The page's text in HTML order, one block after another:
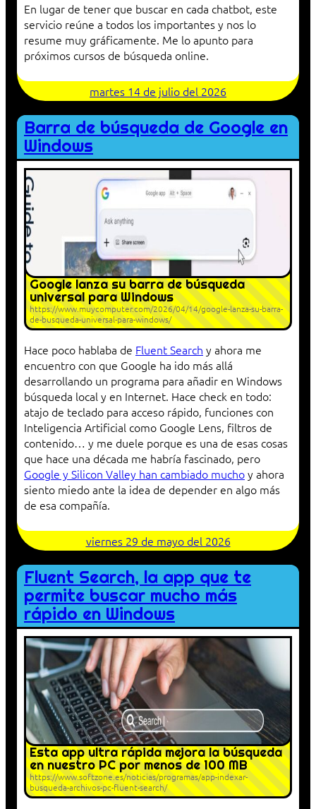
En lugar de tener que buscar en cada chatbot, este
servicio reúne a todos los importantes y nos lo
resume muy gráficamente. Me lo apunto para
próximos cursos de búsqueda online.
martes 14 de julio del 2026
Barra de búsqueda de Google en
Windows
Google lanza su barra de búsqueda
universal para Windows
https://www.muycomputer.com/2026/04/14/google-lanza-su-barra-
de-busqueda-universal-para-windows/
Hace poco hablaba de Fluent Search y ahora me
encuentro con que Google ha ido más allá
desarrollando un programa para añadir en Windows
búsqueda local y en Internet. Hace check en todo:
atajo de teclado para acceso rápido, funciones con
Inteligencia Artificial como Google Lens, filtros de
contenido… y me duele porque es una de esas cosas
que hace una década me habría fascinado, pero
Google y Silicon Valley han cambiado muchoy ahora
siento miedo ante la idea de depender en algo más
de esa compañía.
viernes 29 de mayo del 2026
Fluent Search, la app que te
permite buscar mucho más
rápido en Windows
Esta app ultra rápida mejora la búsqueda
en nuestro PC por menos de 100 MB
https://www.softzone.es/noticias/programas/app-indexar-
busqueda-archivos-pc-fluent-search/